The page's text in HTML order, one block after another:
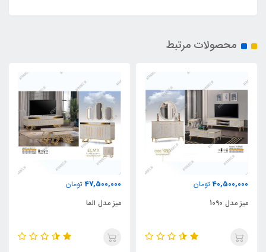
محصولات مرتبط
40,500,000 تومان
میز مدل 1090
47,500,000 تومان
میز مدل الما